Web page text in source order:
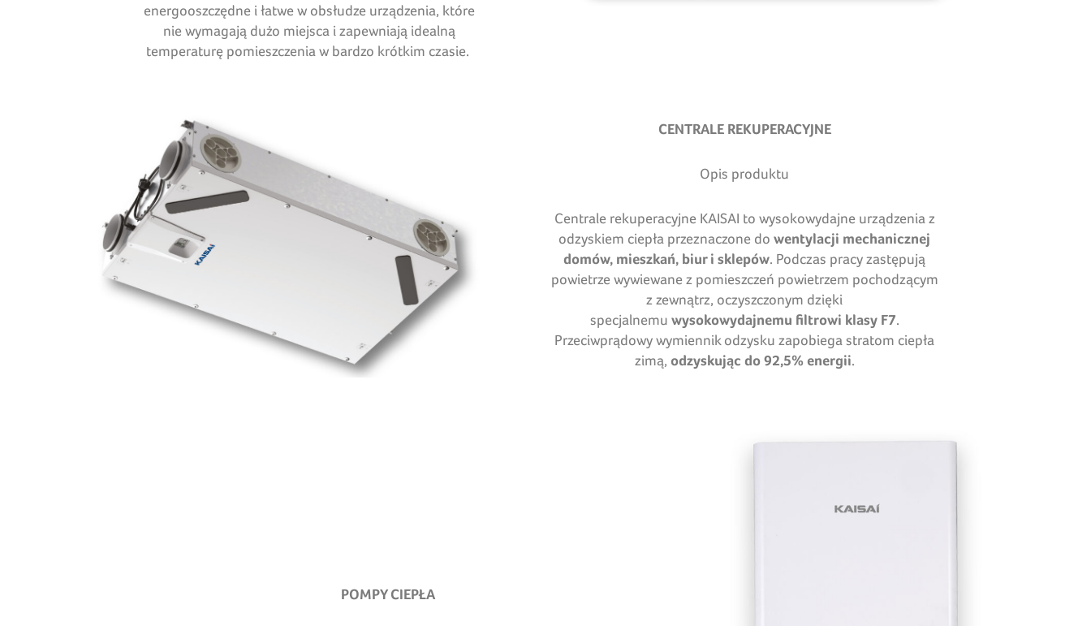
energooszczędne i łatwe w obsłudze urządzenia, które
nie wymagają dużo miejsca i zapewniają idealną
temperaturę pomieszczenia w bardzo krótkim czasie.
CENTRALE REKUPERACYJNE
Opis produktu
Centrale rekuperacyjne KAISAI to wysokowydajne urządzenia z
odzyskiem ciepła przeznaczone dowentylacji mechanicznej
domów, mieszkań, biur i sklepów. Podczas pracy zastępują
powietrze wywiewane z pomieszczeń powietrzem pochodzącym
z zewnątrz, oczyszczonym dzięki
specjalnemu wysokowydajnemu filtrowi klasy F7.
Przeciwprądowy wymiennik odzysku zapobiega stratom ciepła
zimą, odzyskując do 92,5% energii.
POMPY CIEPŁA